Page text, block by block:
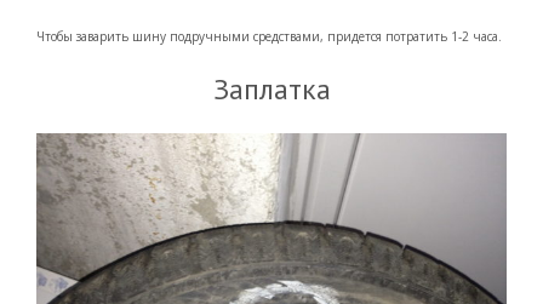
Чтобы заварить шину подручными средствами, придется потратить 1-2 часа.
Заплатка